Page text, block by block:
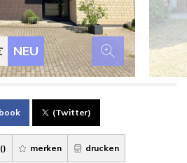
NEU
(Twitter)
) merken drucken